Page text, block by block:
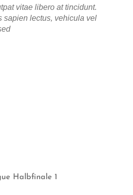
vitae libero at tincidunt.
sapien lectus, vehicula vel
Halbfinale 1